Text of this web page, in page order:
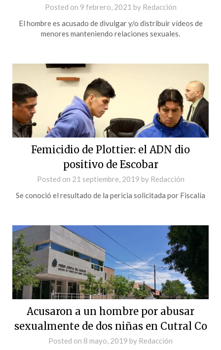
Posted on 9 febrero, 2021 by Redacción
El hombre es acusado de divulgar y/o distribuir vídeos de
menores manteniendo relaciones sexuales.
Femicidio de Plottier: el ADN dio
positivo de Escobar
Posted on 21 septiembre, 2019 by Redacción
Se conoció el resultado de la pericia solicitada por Fiscalía
Acusaron a un hombre por abusar
sexualmente de dos niñas en Cutral Co
Posted on 8 mayo, 2019 by Redacción